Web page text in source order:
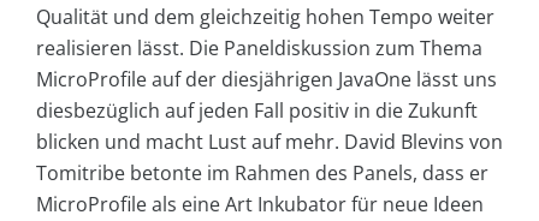
Qualität und dem gleichzeitig hohen Tempo weiter
realisieren lässt. Die Paneldiskussion zum Thema
MicroProfile auf der diesjährigen JavaOne lässt uns
diesbezüglich auf jeden Fall positiv in die Zukunft
blicken und macht Lust auf mehr. David Blevins von
Tomitribe betonte im Rahmen des Panels, dass er
MicroProfile als eine Art Inkubator für neue Ideen